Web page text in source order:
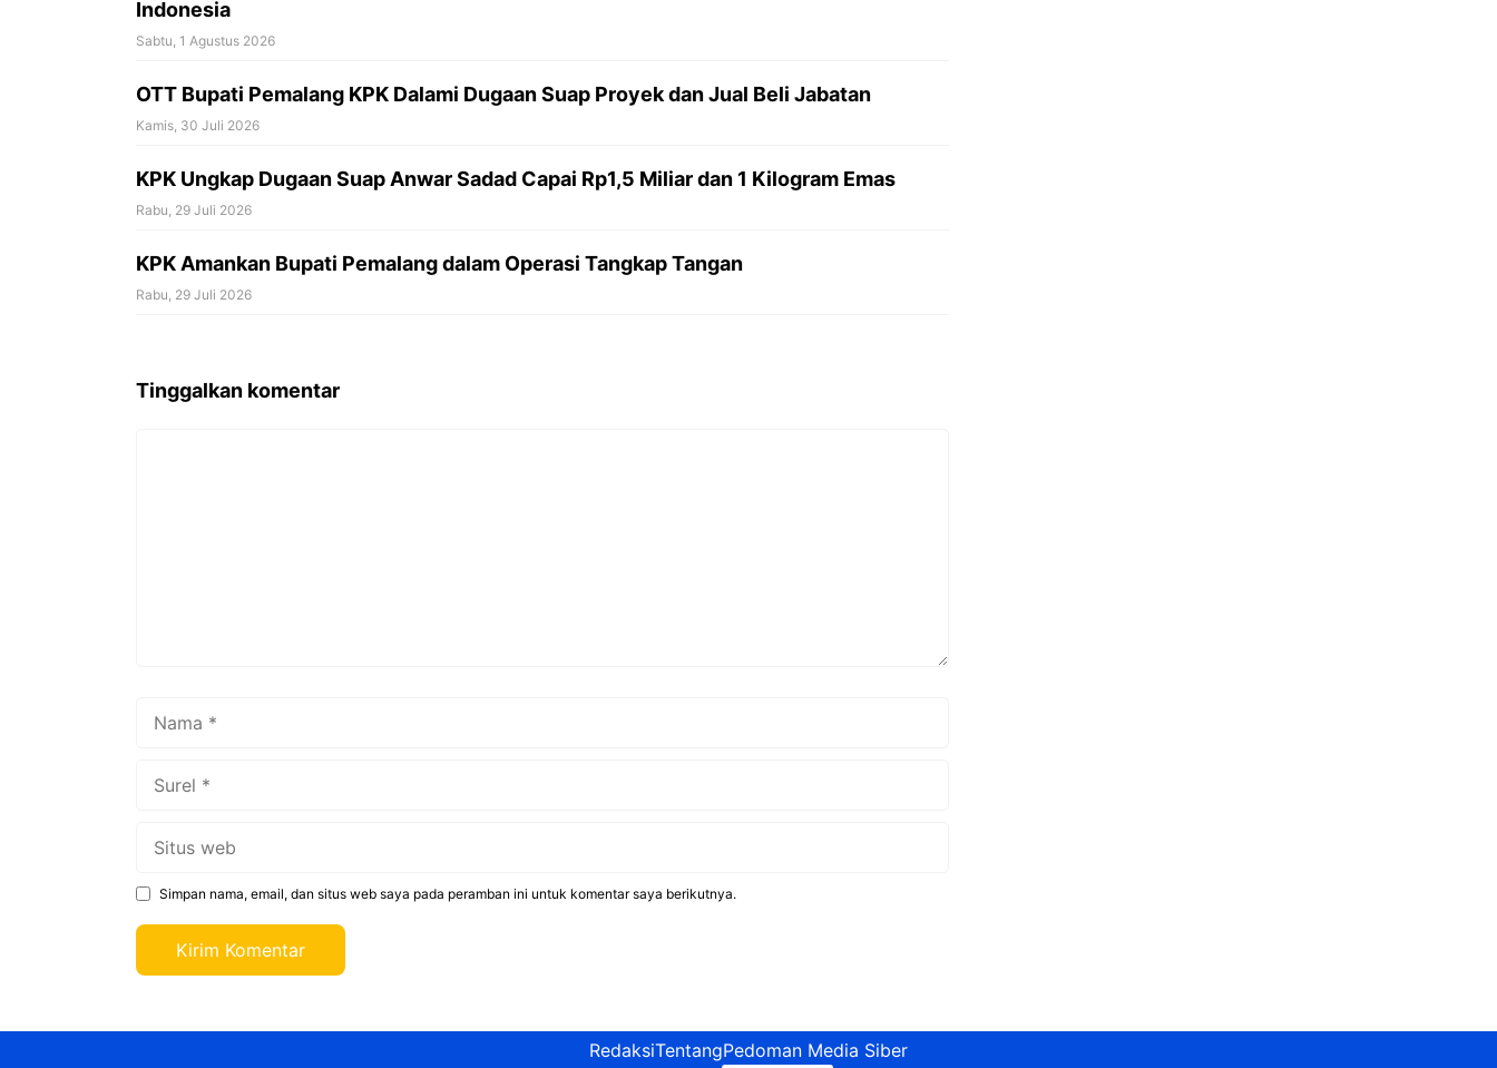
Indonesia
Sabtu, 1 Agustus 2026
OTT Bupati Pemalang KPK Dalami Dugaan Suap Proyek dan Jual Beli Jabatan
Kamis, 30 Juli 2026
KPK Ungkap Dugaan Suap Anwar Sadad Capai Rp1,5 Miliar dan 1 Kilogram Emas
Rabu, 29 Juli 2026
KPK Amankan Bupati Pemalang dalam Operasi Tangkap Tangan
Rabu, 29 Juli 2026
Tinggalkan komentar
Simpan nama, email, dan situs web saya pada peramban ini untuk komentar saya berikutnya.
RedaksiTentangPedoman Media Siber